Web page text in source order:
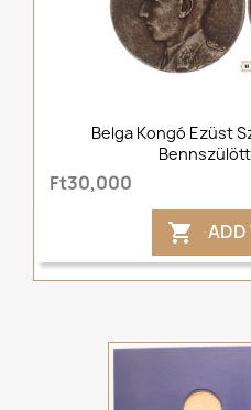
Belga Kongó Ezüst
Ft30,000
 ADD